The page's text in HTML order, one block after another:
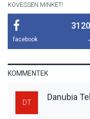
KÖVESSEN MINKET!
facebook
KOMMENTEK
DT
Danubia